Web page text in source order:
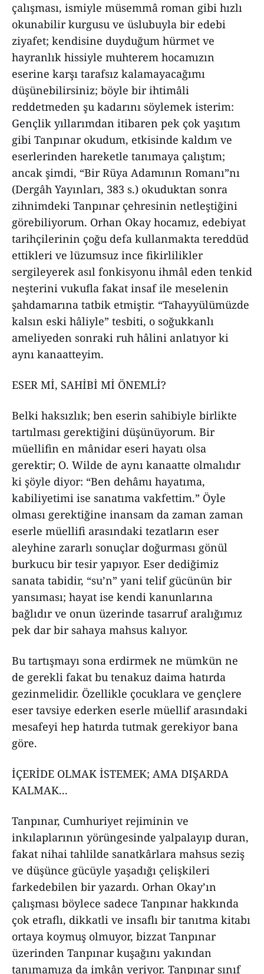
çalışması, ismiyle müsemmâ roman gibi hızlı
okunabilir kurgusu ve üslubuyla bir edebi
ziyafet; kendisine duyduğum hürmet ve
hayranlık hissiyle muhterem hocamızın
eserine karşı tarafsız kalamayacağımı
düşünebilirsiniz; böyle bir ihtimâli
reddetmeden şu kadarını söylemek isterim:
Gençlik yıllarımdan itibaren pek çok yaşıtım
gibi Tanpınar okudum, etkisinde kaldım ve
eserlerinden hareketle tanımaya çalıştım;
ancak şimdi, “Bir Rüya Adamının Romanı”nı
(Dergâh Yayınları, 383 s.) okuduktan sonra
zihnimdeki Tanpınar çehresinin netleştiğini
görebiliyorum. Orhan Okay hocamız, edebiyat
tarihçilerinin çoğu defa kullanmakta tereddüd
ettikleri ve lüzumsuz ince fikirlilikler
sergileyerek asıl fonkisyonu ihmâl eden tenkid
neşterini vukufla fakat insaf ile meselenin
şahdamarına tatbik etmiştir. “Tahayyülümüzde
kalsın eski hâliyle” tesbiti, o soğukkanlı
ameliyeden sonraki ruh hâlini anlatıyor ki
aynı kanaatteyim.
ESER Mİ, SAHİBİ Mİ ÖNEMLİ?
Belki haksızlık; ben eserin sahibiyle birlikte
tartılması gerektiğini düşünüyorum. Bir
müellifin en mânidar eseri hayatı olsa
gerektir; O. Wilde de aynı kanaatte olmalıdır
ki şöyle diyor: “Ben dehâmı hayatıma,
kabiliyetimi ise sanatıma vakfettim.” Öyle
olması gerektiğine inansam da zaman zaman
eserle müellifi arasındaki tezatların eser
aleyhine zararlı sonuçlar doğurması gönül
burkucu bir tesir yapıyor. Eser dediğimiz
sanata tabidir, “su’n” yani telif gücünün bir
yansıması; hayat ise kendi kanunlarına
bağlıdır ve onun üzerinde tasarruf aralığımız
pek dar bir sahaya mahsus kalıyor.
Bu tartışmayı sona erdirmek ne mümkün ne
de gerekli fakat bu tenakuz daima hatırda
gezinmelidir. Özellikle çocuklara ve gençlere
eser tavsiye ederken eserle müellif arasındaki
mesafeyi hep hatırda tutmak gerekiyor bana
göre.
İÇERİDE OLMAK İSTEMEK; AMA DIŞARDA
KALMAK...
Tanpınar, Cumhuriyet rejiminin ve
inkılaplarının yörüngesinde yalpalayıp duran,
fakat nihai tahlilde sanatkârlara mahsus seziş
ve düşünce gücüyle yaşadığı çelişkileri
farkedebilen bir yazardı. Orhan Okay’ın
çalışması böylece sadece Tanpınar hakkında
çok etraflı, dikkatli ve insaflı bir tanıtma kitabı
ortaya koymuş olmuyor, bizzat Tanpınar
üzerinden Tanpınar kuşağını yakından
tanımamıza da imkân veriyor. Tanpınar sınıf